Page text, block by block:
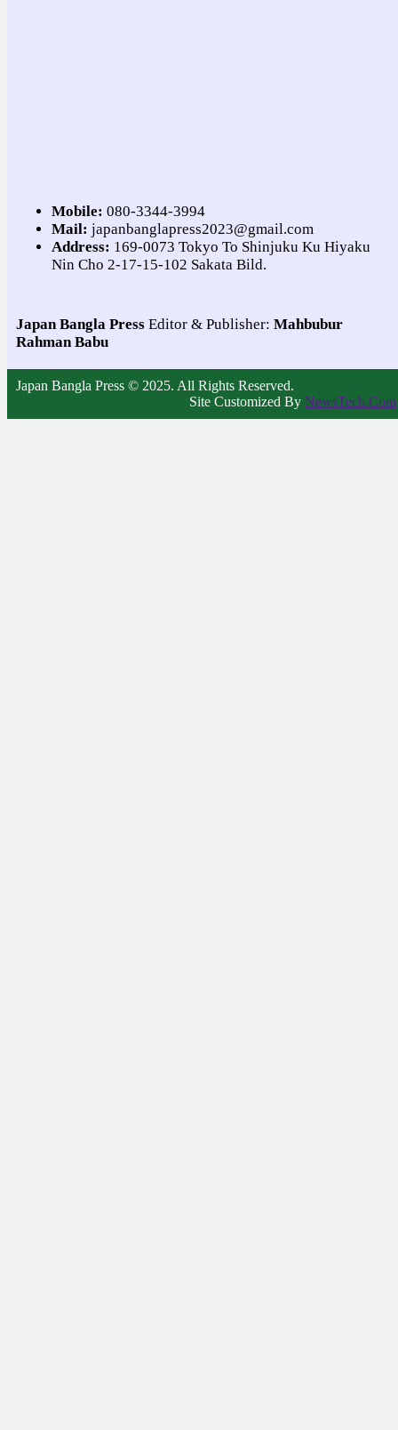
Mobile: 080-3344-3994
Mail: japanbanglapress2023@gmail.com
Address: 169-0073 Tokyo To Shinjuku Ku Hiyaku
Nin Cho 2-17-15-102 Sakata Bild.
Japan Bangla Press Editor & Publisher: Mahbubur
Rahman Babu
Japan Bangla Press © 2025. All Rights Reserved.
Site Customized By NewsTech.Com